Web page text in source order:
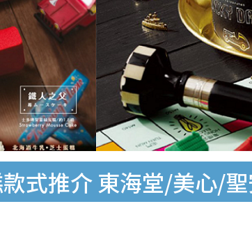
式推介 東海堂/美心/